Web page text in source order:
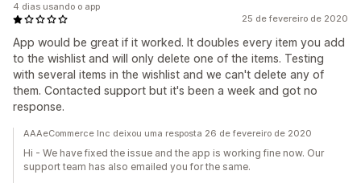
25 de fevereiro de 2020
App would be great if it worked. It doubles every item you add
to the wishlist and will only delete one of the items. Testing
with several items in the wishlist and we can't delete any of
them. Contacted support but it's been a week and got no
response.
4 dias usando o app
AAAeCommerce Inc deixou uma resposta 26 de fevereiro de 2020
Hi - We have fixed the issue and the app is working fine now. Our
support team has also emailed you for the same.